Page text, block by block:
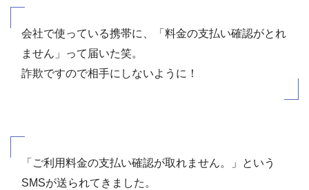
会社で使っている携帯に、「料金の支払い確認がとれ
ません」って届いた笑。
詐欺ですので相手にしないように！
「ご利用料金の支払い確認が取れません。」という
SMSが送られてきました。